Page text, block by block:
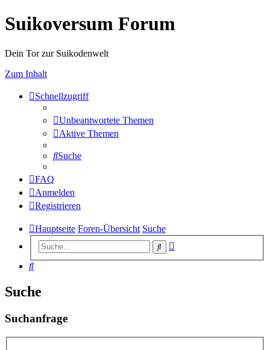
Suikoversum Forum
Dein Tor zur Suikodenwelt
Zum Inhalt
Schnellzugriff
Unbeantwortete Themen
Aktive Themen
Suche
FAQ
Anmelden
Registrieren
Hauptseite Foren-Übersicht Suche
Suche
Suche
Suche
Suchanfrage